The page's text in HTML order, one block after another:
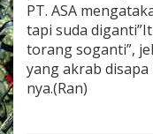
PT. ASA
tapi suda
torang soganti”,
yang akrab
nya.(Ran)